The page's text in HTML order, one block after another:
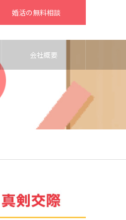
婚活の無料相談
会社概要